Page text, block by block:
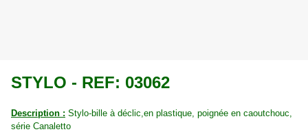
STYLO - REF: 03062
Description : Stylo-bille à déclic,en plastique, poignée en caoutchouc,
série Canaletto